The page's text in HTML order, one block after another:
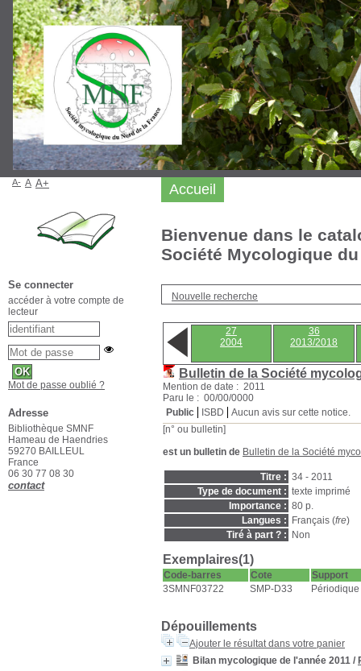
Bienvenue dans le
Société Mycologique
Nouvelle recherche
27
2004
36
2013/2018
Bulletin de la Société
Mention de date : 2011
Paru le : 00/00/0000
Public
ISBD
Aucun avis sur cette notice.
[n° ou bulletin]
est un bulletin de Bulletin de la Société
Titre : 34 - 2011
Type de document : texte imprimé
Importance : 80 p.
Langues :
Français (fre)
Tiré à part ? :
Non
Exemplaires(1)
Code-barres Cote
Support
3SMNF03722
SMP-D33 Périodique
Dépouillements
Ajouter le résultat dans votre panier
Bilan mycologique de l'année 2011 /
Accueil
A- A A+
Se connecter
accéder à votre compte de
lecteur
Mot de passe oublié ?
Adresse
Bibliothèque SMNF
Hameau de Haendries
59270 BAILLEUL
France
06 30 77 08 30
contact